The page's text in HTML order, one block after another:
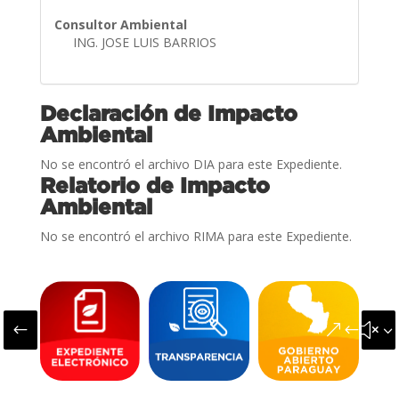
Consultor Ambiental
ING. JOSE LUIS BARRIOS
Declaración de Impacto
Ambiental
No se encontró el archivo DIA para este Expediente.
Relatorio de Impacto
Ambiental
No se encontró el archivo RIMA para este Expediente.
#